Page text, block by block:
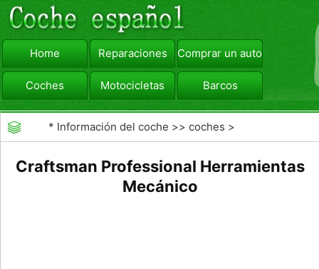
Home Reparaciones Comprar un automóvil
Coches Motocicletas Barcos
viajar Camiones
* Información del coche >>coches >
Craftsman Professional Herramientas
Mecánico